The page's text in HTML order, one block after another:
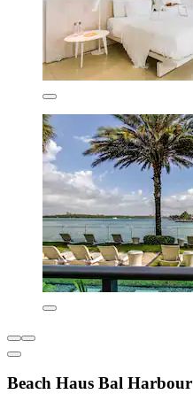
Beach Haus Bal Harbour